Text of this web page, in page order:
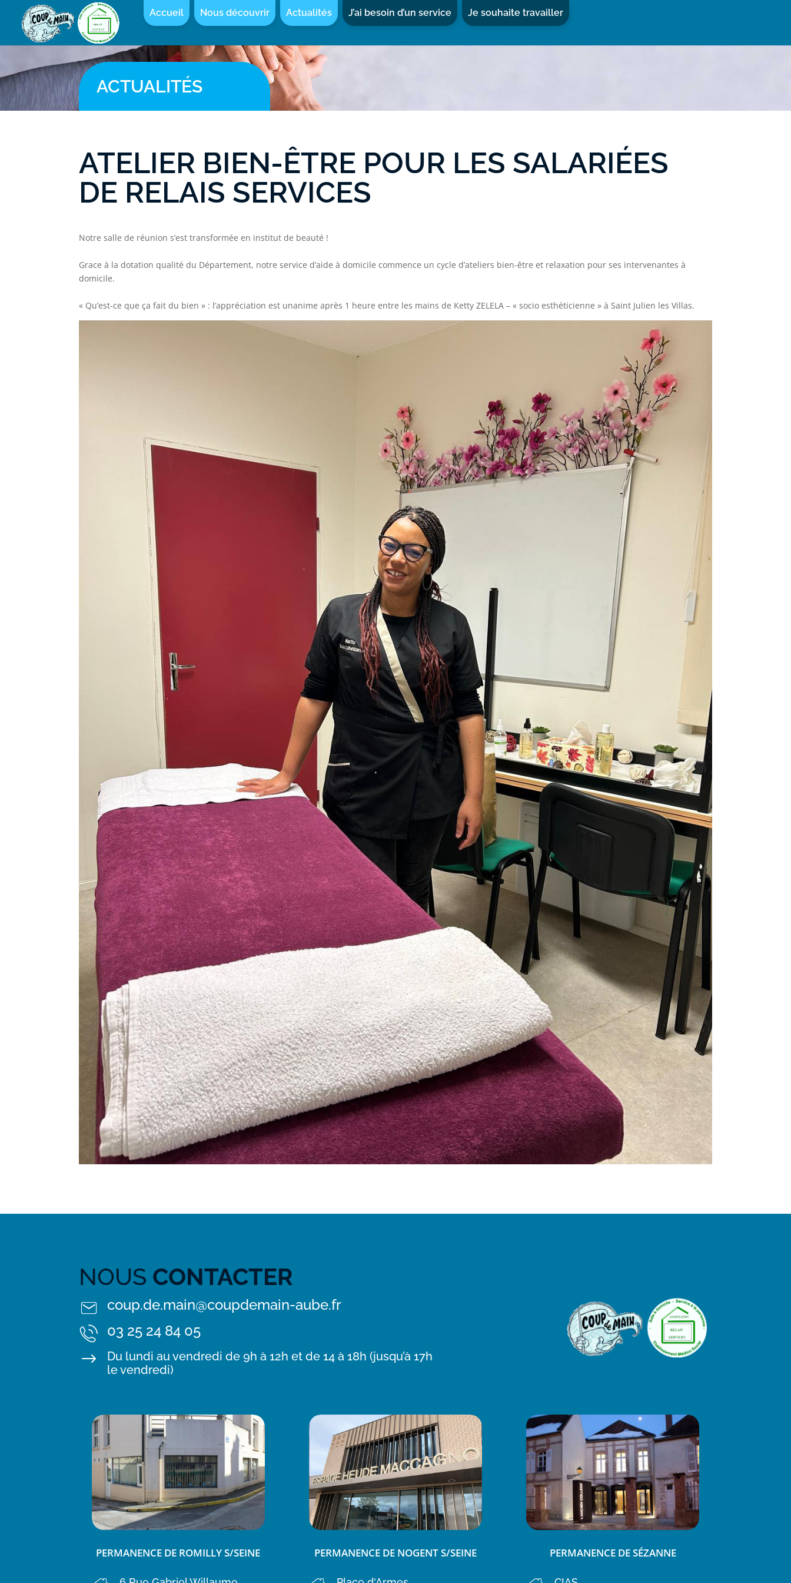
Accueil Nous découvrir Actualités J’ai besoin d’un service Je souhaite travailler
ACTUALITÉS
ATELIER BIEN-ÊTRE POUR LES SALARIÉES
DE RELAIS SERVICES
Notre salle de réunion s’est transformée en institut de beauté !
Grace à la dotation qualité du Département, notre service d’aide à domicile commence un cycle d’ateliers bien-être et relaxation pour ses intervenantes à
domicile.
« Qu’est-ce que ça fait du bien » : l’appréciation est unanime après 1 heure entre les mains de Ketty ZELELA – « socio esthéticienne » à Saint Julien les Villas.
NOUS CONTACTER
coup.de.main@coupdemain-aube.fr
03 25 24 84 05
$
Du lundi au vendredi de 9h à 12h et de 14 à 18h (jusqu’à 17h
le vendredi)
PERMANENCE DE ROMILLY S/SEINE PERMANENCE DE NOGENT S/SEINE PERMANENCE DE SÉZANNE